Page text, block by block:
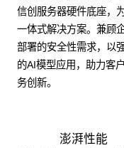
信创服务器硬件底座，
一体式解决方案。兼顾
部署的安全性需求，以
的AI模型应用，助力客
务创新。
澎湃性能